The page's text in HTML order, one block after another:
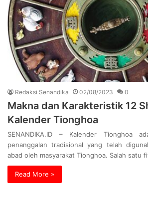
Redaksi Senandika 02/08/2023 0
Makna dan Karakteristik 12
Kalender Tionghoa
SENANDIKA.ID – Kalender Tionghoa
penanggalan tradisional yang telah
abad oleh masyarakat Tionghoa. Salah satu
Read More »